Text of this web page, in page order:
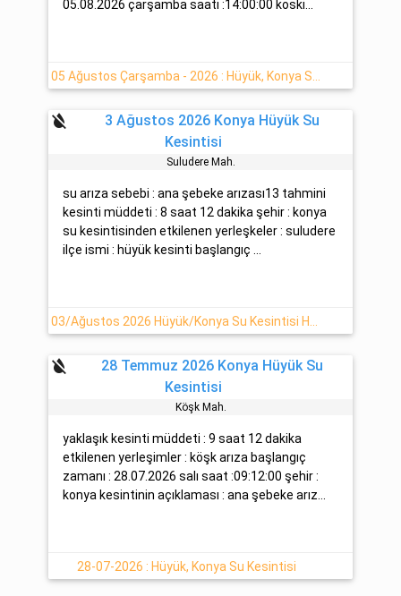
05.08.2026 çarşamba saati :14:00:00 koski...
format_color_reset
3 Ağustos 2026 Konya Hüyük Su
Kesintisi
Suludere Mah.
su arıza sebebi : ana şebeke arızası13 tahmini
kesinti müddeti : 8 saat 12 dakika şehir : konya
su kesintisinden etkilenen yerleşkeler : suludere
ilçe ismi : hüyük kesinti başlangıç ...
format_color_reset
28 Temmuz 2026 Konya Hüyük Su
Kesintisi
Köşk Mah.
yaklaşık kesinti müddeti : 9 saat 12 dakika
etkilenen yerleşimler : köşk arıza başlangıç
zamanı : 28.07.2026 salı saat :09:12:00 şehir :
konya kesintinin açıklaması : ana şebeke arız...
28-07-2026 : Hüyük, Konya Su Kesintisi